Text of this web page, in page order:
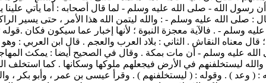
رسول الله - صلى الله عليه وسلم - لما قال أصحابه : أما يأتي
: صلى الله عليه وسلم - : والله ليتمن الله هذا الأمر ، حتى يسير
- . فالآية معجزة النبوة ؛ لأنها إخبار عما سيكون فكان
قال معناه النقاش . الثاني : بلاد العرب والعجم . قال ابن العربي
عليه وسلم - أن مات بمكة . وقال في الصحيح أيضا : يمكث
ليستخلفنهم في الأرض فيجعلهم ملوكها وسكانها . كما استخلف
: ( وعد ) . وقوله : ( ليستخلفنهم ) . وقرأ عيسى بن عمر ، وأبو